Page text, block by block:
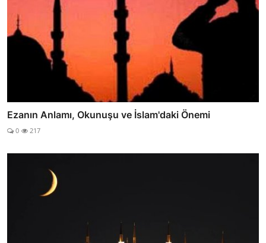
Ezanın Anlamı, Okunuşu ve İslam'daki Önemi
0 217